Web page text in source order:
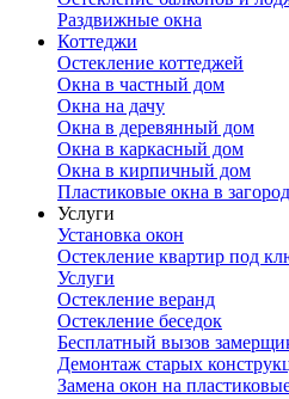
Раздвижные окна
Коттеджи
Остекление коттеджей
Окна в частный дом
Окна на дачу
Окна в деревянный дом
Окна в каркасный дом
Окна в кирпичный дом
Пластиковые окна в
Услуги
Установка окон
Остекление квартир под
Услуги
Остекление веранд
Остекление беседок
Бесплатный вызов
Демонтаж старых
Замена окон на